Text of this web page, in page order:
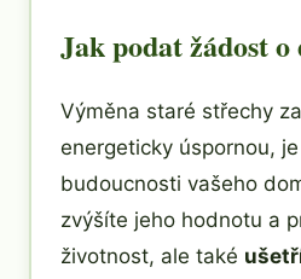
Jak podat žádost o
Výměna staré střechy
energeticky úspornou,
budoucnosti vašeho
zvýšíte jeho hodnotu a
životnost, ale také